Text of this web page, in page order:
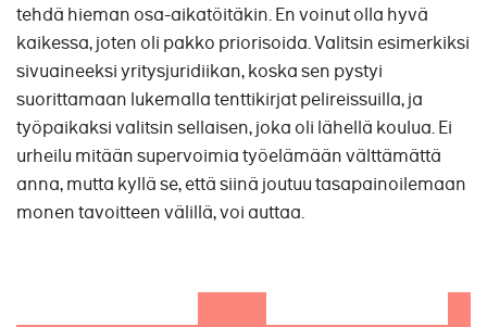
tehdä hieman osa-aikatöitäkin. En voinut olla hyvä
kaikessa, joten oli pakko priorisoida. Valitsin esimerkiksi
sivuaineeksi yritysjuridiikan, koska sen pystyi
suorittamaan lukemalla tenttikirjat pelireissuilla, ja
työpaikaksi valitsin sellaisen, joka oli lähellä koulua. Ei
urheilu mitään supervoimia työelämään välttämättä
anna, mutta kyllä se, että siinä joutuu tasapainoilemaan
monen tavoitteen välillä, voi auttaa.